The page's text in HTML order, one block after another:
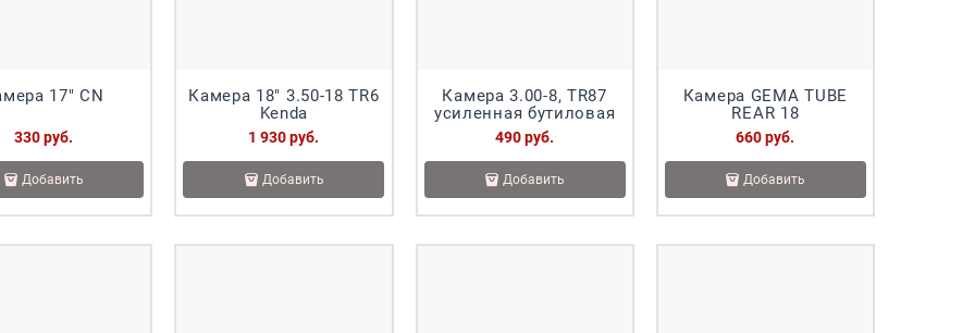
17" CN
330 руб.
Добавить
Камера 18" 3.50-18 TR6
Kenda
1 930 руб.
Добавить
Камера 3.00-8, TR87
усиленная бутиловая
490 руб.
Добавить
Камера GEMA TUBE
REAR 18
660 руб.
Добавить